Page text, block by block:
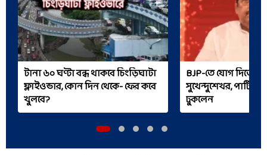
টানা ৬০ ঘণ্টা বন্ধ থাকবে চিংড়িঘাটা
ফ্লাইওভার, কোন দিন থেকে- ফের কবে
খুলবে?
BJP-তে যোগ দিতে
সুখেন্দুশেখর, পার্টির
ঢুকলেন